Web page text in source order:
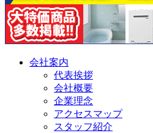
会社案内
代表挨拶
会社概要
企業理念
アクセスマップ
スタッフ紹介